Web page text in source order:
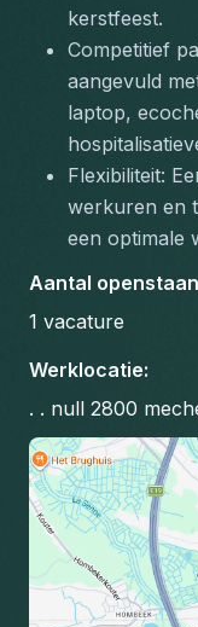
kerstfeest.
Competitief
aangevuld
laptop,
Flexibiliteit:
werkuren en
een optimale
Aantal
1 vacature
Werklocatie:
. . null 2800